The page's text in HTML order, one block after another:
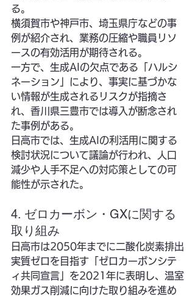
る。
横須賀市や神戸市、埼玉県庁などの事
例が紹介され、業務の圧縮や職員リソ
ースの有効活用が期待される。
一方で、生成AIの欠点である「ハルシ
ネーション」により、事実に基づかな
い情報が生成されるリスクが指摘さ
れ、香川県三豊市では導入が断念され
た事例がある。
日高市では、生成AIの利活用に関する
検討状況について議論が行われ、人口
減少や人手不足への対応策としての可
能性が示された。
4. ゼロカーボン・GXに関する
取り組み
日高市は2050年までに二酸化炭素排出
実質ゼロを目指す「ゼロカーボンシテ
ィ共同宣言」を2021年に表明し、温室
効果ガス削減に向けた取り組みを進め